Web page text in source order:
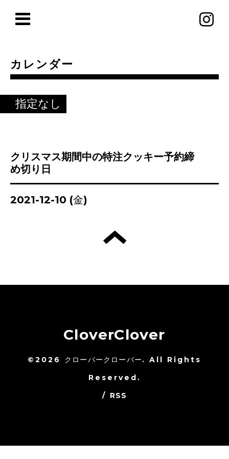
カレンダー
指定なし
クリスマス期間中の特注クッキー予約締
め切り日
2021-12-10 (金)
CloverClover
©2026 クローバークローバー. All Rights
Reserved.
/ RSS